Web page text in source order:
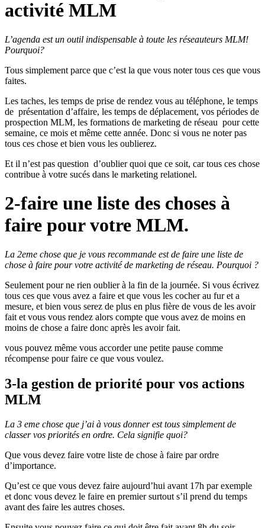
activité MLM
L’agenda est un outil indispensable à toute les réseauteurs MLM!
Pourquoi?
Tous simplement parce que c’est la que vous noter tous ces que vous
faites.
Les taches, les temps de prise de rendez vous au téléphone, le temps
de présentation d’affaire, les temps de déplacement, vos périodes de
prospection MLM, les formations de marketing de réseau pour cette
semaine, ce mois et même cette année. Donc si vous ne noter pas
tous ces chose et bien vous les oublierez.
Et il n’est pas question d’oublier quoi que ce soit, car tous ces chose
contribue à votre sucés dans le marketing relationel.
2-faire une liste des choses à
faire pour votre MLM.
La 2eme chose que je vous recommande est de faire une liste de
chose à faire pour votre activité de marketing de réseau. Pourquoi ?
Seulement pour ne rien oublier à la fin de la journée. Si vous écrivez
tous ces que vous avez a faire et que vous les cocher au fur et a
mesure, et bien vous serez de plus en plus fière de vous de les avoir
fait et vous vous rendez alors compte que vous avez de moins en
moins de chose a faire donc après les avoir fait.
vous pouvez même vous accorder une petite pause comme
récompense pour faire ce que vous voulez.
3-la gestion de priorité pour vos actions
MLM
La 3 eme chose que j’ai à vous donner est tous simplement de
classer vos priorités en ordre. Cela signifie quoi?
Que vous devez faire votre liste de chose à faire par ordre
d’importance.
Qu’est ce que vous devez faire aujourd’hui avant 17h par exemple
et donc vous devez le faire en premier surtout s’il prend du temps
avant des faire les autres choses.